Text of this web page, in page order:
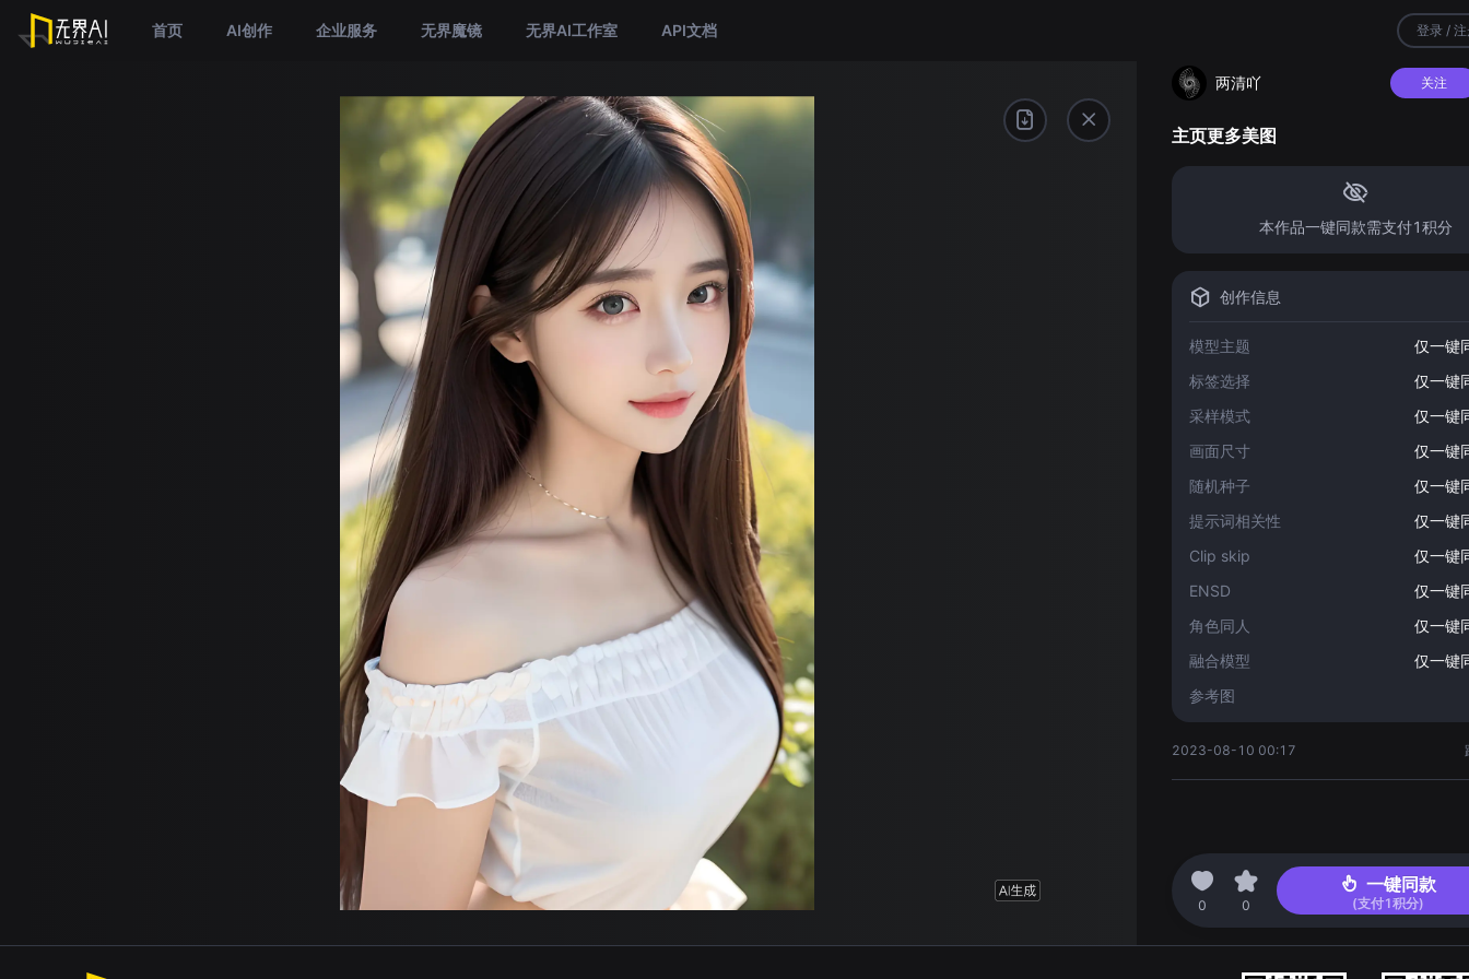
首页 AI创作 企业服务 无界魔镜 无界AI工作室 API文档 登录 /
两清吖 关注
主页更多美图
本作品一键同款需支付1积分
创作信息
模型主题
仅一键
标签选择
仅一键
采样模式
仅一键
画面尺寸
仅一键
随机种子
仅一键
提示词相关性
仅一键
Clip skip
仅一键
ENSD
仅一键
角色同人
仅一键
融合模型
仅一键
参考图
2023-08-10 00:17
0 0
一键同款
(支付1积分)